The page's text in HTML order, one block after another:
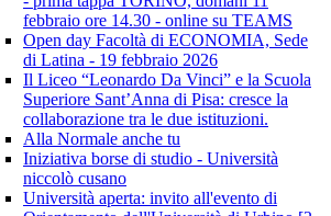
febbraio ore 14.30 - online su TEAMS
Open day Facoltà di ECONOMIA, Sede
di Latina - 19 febbraio 2026
Il Liceo “Leonardo Da Vinci” e la Scuola
Superiore Sant’Anna di Pisa: cresce la
collaborazione tra le due istituzioni.
Alla Normale anche tu
Iniziativa borse di studio - Università
niccolò cusano
Università aperta: invito all'evento di